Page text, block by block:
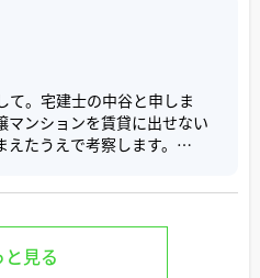
業者に対し人的要件や事業計
査しますが、大切な不動産を
とはとても言えません
なるわけではないのです
、その会社が保有している免
見極めましょう
て。宅建士の中谷と申しま
マンションを賃貸に出せない
たうえで考察します。
保物となっている自宅は、本
ません。社会的要請に基づき
からこ投資といった目的外使
と見る